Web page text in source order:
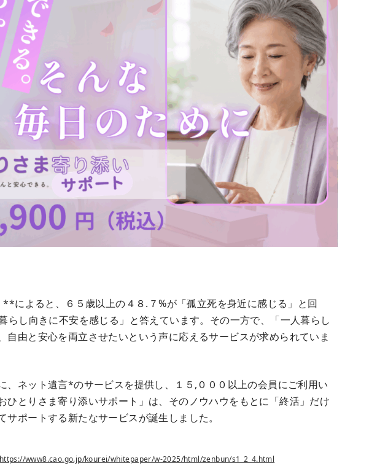
によると、６５歳以上の４８.７%が「孤立死を身近に感じる」と回
らし向きに不安を感じる」と答えています。その一方で、「一人暮らし
自由と安心を両立させたいという声に応えるサービスが求められていま
、ネット遺言*のサービスを提供し、１５,０００以上の会員にご利用い
ひとりさま寄り添いサポート」は、そのノウハウをもとに「終活」だけ
ポートする新たなサービスが誕生しました。
https://www8.cao.go.jp/kourei/whitepaper/w-2025/html/zenbun/s1_2_4.html